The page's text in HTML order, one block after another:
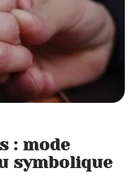
: mode
symbolique